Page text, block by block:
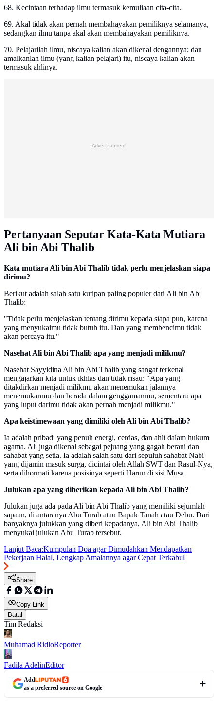
68. Kecintaan terhadap ilmu termasuk kemuliaan cita-cita.
69. Akal tidak akan pernah membahayakan pemiliknya selamanya,
sedangkan ilmu tanpa akal akan membahayakan pemiliknya.
70. Pelajarilah ilmu, niscaya kalian akan dikenal dengannya; dan
amalkanlah ilmu (yang kalian pelajari) itu, niscaya kalian akan
termasuk ahlinya.
Advertisement
Pertanyaan Seputar Kata-Kata Mutiara
Ali bin Abi Thalib
Kata mutiara Ali bin Abi Thalib tidak perlu menjelaskan siapa
dirimu?
Berikut adalah salah satu kutipan paling populer dari Ali bin Abi
Thalib:
"Tidak perlu menjelaskan tentang dirimu kepada siapa pun, karena
yang menyukaimu tidak butuh itu. Dan yang membencimu tidak
akan percaya itu."
Nasehat Ali bin Abi Thalib apa yang menjadi milikmu?
Nasehat Sayyidina Ali bin Abi Thalib yang sangat terkenal
mengajarkan kita untuk ikhlas dan tidak risau: "Apa yang
ditakdirkan menjadi milikmu akan menemukan jalannya
menemukanmu dan berada dalam genggamanmu, sementara apa
yang luput darimu tidak akan pernah menjadi milikmu."
Apa keistimewaan yang dimiliki oleh Ali bin Abi Thalib?
Ia adalah pribadi yang penuh energi, cerdas, dan ahli dalam hukum
agama. Ali juga dikenal sebagai pejuang yang gagah berani dan
sahabat yang setia. Ia adalah salah satu dari sepuluh sahabat Nabi
yang dijamin masuk surga, dicintai oleh Allah SWT dan Rasul-Nya,
serta dihormati karena posisinya seperti Harun di sisi Musa.
Julukan apa yang diberikan kepada Ali bin Abi Thalib?
Julukan juga ada pada Ali bin Abi Thalib yang memiliki sejumlah
sapaan, di antaranya Abu Turab atau Bapak Tanah atau Debu. Dari
banyaknya julukkan yang diberi kepadanya, Ali bin Abi Thalib
menyukai julukan Abu Turab tersebut.
Lanjut Baca:Kumpulan Doa agar Dimudahkan Mendapatkan
Pekerjaan Halal, Lengkap Amalannya agar Cepat Terkabul
Share
Copy Link
Batal
Tim Redaksi
Muhamad RidloReporter
Fadila AdelinEditor
Add
as a preferred source on Google